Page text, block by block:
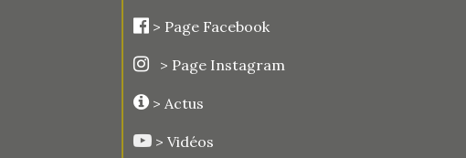
> Page Facebook
> Page Instagram
> Actus
> Vidéos